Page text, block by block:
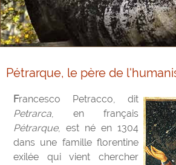
Pétrarque, le père de
Francesco Petracco, dit
Petrarca, en français
Pétrarque, est né en 1304
dans une famille florentine
exilée qui vient chercher